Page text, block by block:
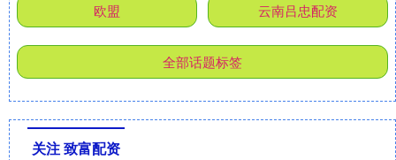
欧盟 云南吕忠配资
全部话题标签
关注 致富配资